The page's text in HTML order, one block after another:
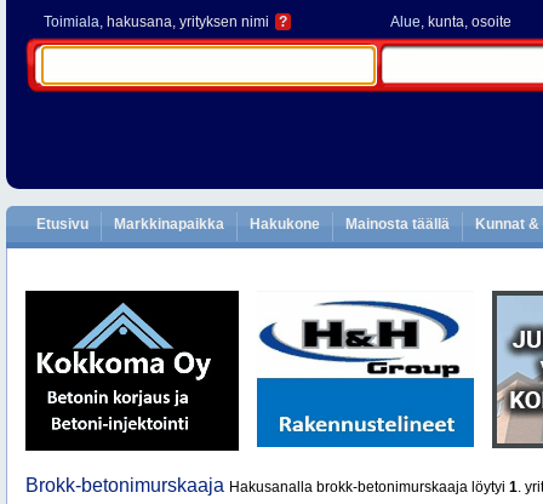
Toimiala, hakusana, yrityksen nimi ? Alue, kunta, osoite
Etusivu Markkinapaikka Hakukone Mainosta täällä Kunnat
Brokk-betonimurskaaja Hakusanalla brokk-betonimurskaaja löytyi 1.